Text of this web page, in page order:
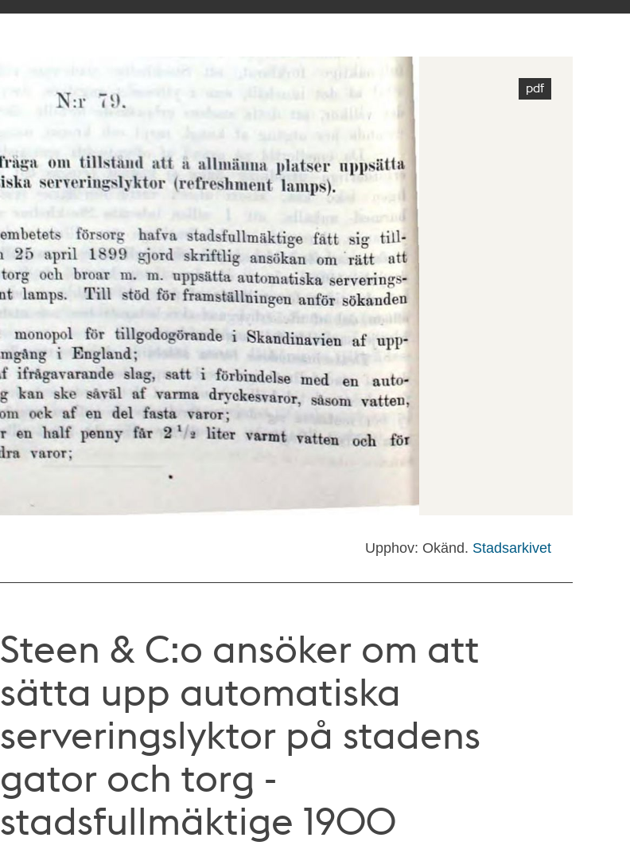
Upphov: Okänd. Stadsarkivet
Steen & C:o ansöker om att
sätta upp automatiska
serveringslyktor på stadens
gator och torg -
stadsfullmäktige 1900